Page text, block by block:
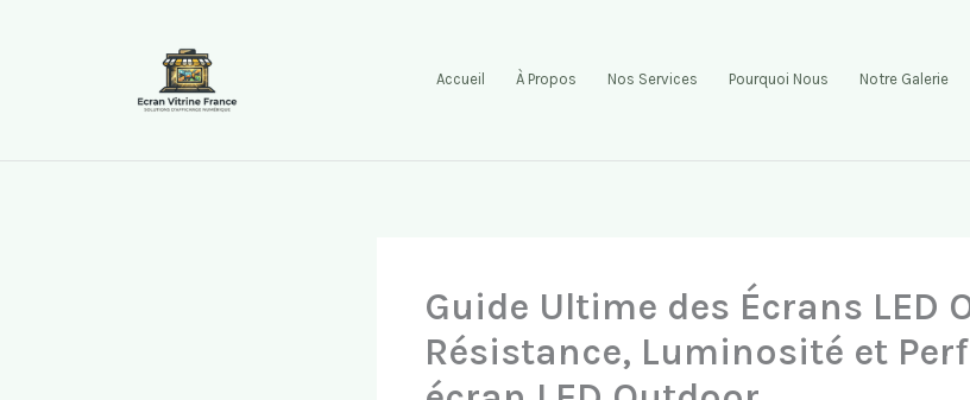
Accueil À Propos Nos Services Pourquoi Nous Notre Galerie
Guide Ultime des Écrans LED
Résistance, Luminosité et